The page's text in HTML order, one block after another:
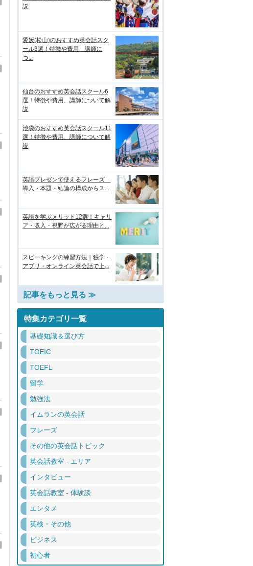
説
愛媛(松山)のおすすめ英会話スク
ール3選！特徴や費用、講師に
つ...
仙台のおすすめ英会話スクール6
選！特徴や費用、講師について解
説
池袋のおすすめ英会話スクール11
選！特徴や費用、講師について解
説
英語プレゼンで使えるフレーズ
導入・本題・結論の構成からス...
英語を学ぶメリット12選！キャリ
ア・収入・視野が広がる理由と...
スピーキングの練習方法｜独学・
アプリ・オンライン英会話で上...
記事をもっと見る ≫
特集カテゴリ一覧
基礎知識＆選び方
TOEIC
TOEFL
留学
勉強法
イムランの英会話
フレーズ
その他の英会話トピック
英会話教室 - エリア
インタビュー
英会話教室 - 体験談
エンタメ
英検・その他
ビジネス
初心者